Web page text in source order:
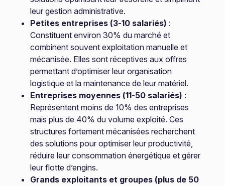
leur gestion administrative.
Petites entreprises (3-10 salariés) :
Constituent environ 30% du marché et
combinent souvent exploitation manuelle et
mécanisée. Elles sont réceptives aux offres
permettant d’optimiser leur organisation
logistique et la maintenance de leur matériel.
Entreprises moyennes (11-50 salariés) :
Représentent moins de 10% des entreprises
mais plus de 40% du volume exploité. Ces
structures fortement mécanisées recherchent
des solutions pour optimiser leur productivité,
réduire leur consommation énergétique et gérer
leur flotte d’engins.
Grands exploitants et groupes (plus de 50